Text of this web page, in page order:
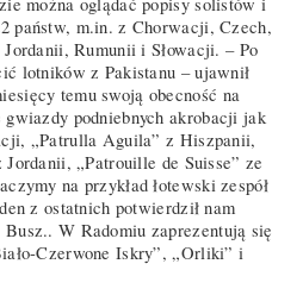
można oglądać popisy solistów i
państw, m.in. z Chorwacji, Czech,
Rumunii i Słowacji. – Po
lotników z Pakistanu – ujawnił
temu swoją obecność na
podniebnych akrobacji jak
„Patrulla Aguila” z Hiszpanii,
Jordanii, „Patrouille de Suisse” ze
na przykład łotewski zespół
z ostatnich potwierdził nam
W Radomiu zaprezentują się
Czerwone Iskry”, „Orliki” i